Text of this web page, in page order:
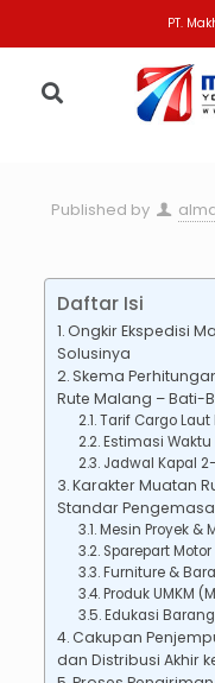
PT.
Published by
Daftar Isi
Ongkir Ekspedisi
Solusinya
Skema
Rute Malang – Bati-
Tarif Cargo
Estimasi
Jadwal Kapal
Karakter Muatan
Standar
Mesin Proyek &
Sparepart
Furniture &
Produk UMKM
Edukasi
Cakupan
dan Distribusi Akhir